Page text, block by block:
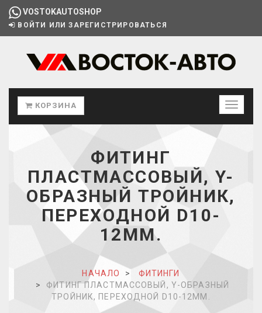
VOSTOKAUTOSHOP
ВОЙТИ ИЛИ ЗАРЕГИСТРИРОВАТЬСЯ
КОРЗИНА
ФИТИНГ
ПЛАСТМАССОВЫЙ, Y-
ОБРАЗНЫЙ ТРОЙНИК,
ПЕРЕХОДНОЙ D10-
12ММ.
НАЧАЛО
ФИТИНГИ
ФИТИНГ ПЛАСТМАССОВЫЙ, Y-ОБРАЗНЫЙ
ТРОЙНИК, ПЕРЕХОДНОЙ D10-12ММ.